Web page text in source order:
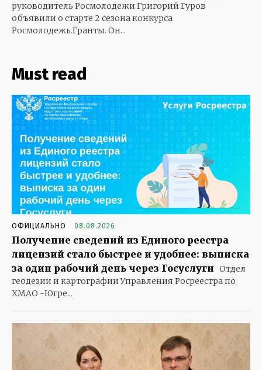
руководитель Росмолодежи Григорий Гуров
объявили о старте 2 сезона конкурса
Росмолодежь.Гранты. Он...
Must read
ОФИЦИАЛЬНО 08.08.2026
Получение сведений из Единого реестра
лицензий стало быстрее и удобнее: выписка
за один рабочий день через Госуслуги Отдел
геодезии и картографии Управления Росреестра по
ХМАО -Югре...